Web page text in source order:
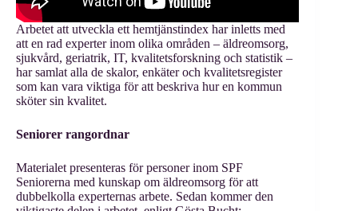
Arbetet att utveckla ett hemtjänstindex har inletts med
att en rad experter inom olika områden – äldreomsorg,
sjukvård, geriatrik, IT, kvalitetsforskning och statistik –
har samlat alla de skalor, enkäter och kvalitetsregister
som kan vara viktiga för att beskriva hur en kommun
sköter sin kvalitet.
Seniorer rangordnar
Materialet presenteras för personer inom SPF
Seniorerna med kunskap om äldreomsorg för att
dubbelkolla experternas arbete. Sedan kommer den